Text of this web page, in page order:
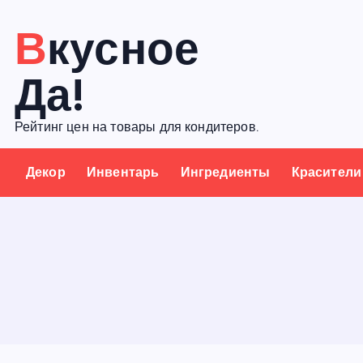
с
Вкусное
Да!
Рейтинг цен на товары для кондитеров.
Декор Инвентарь Ингредиенты Красители